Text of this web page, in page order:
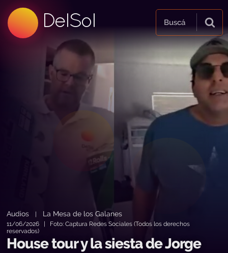
DelSol
99.5 FM
Buscá
Audios La Mesa de los Galanes
11/06/2026 | Foto: Captura Redes Sociales (Todos los derechos
reservados)
House tour y la siesta de Jorge